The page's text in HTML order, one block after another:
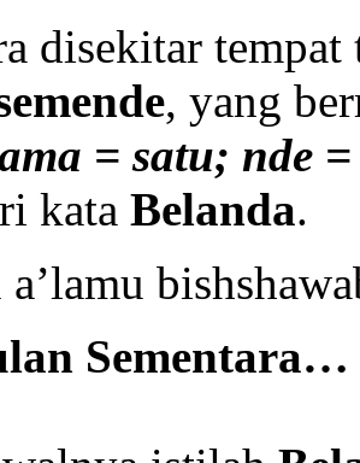
disekitar
, yang
= satu; nde
kata Belanda.
Sementara…